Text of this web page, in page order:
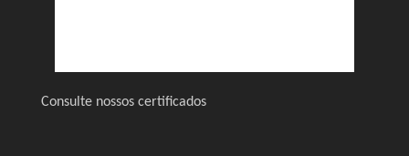
Consulte nossos certificados